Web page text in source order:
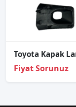
Fiyat Sorunuz